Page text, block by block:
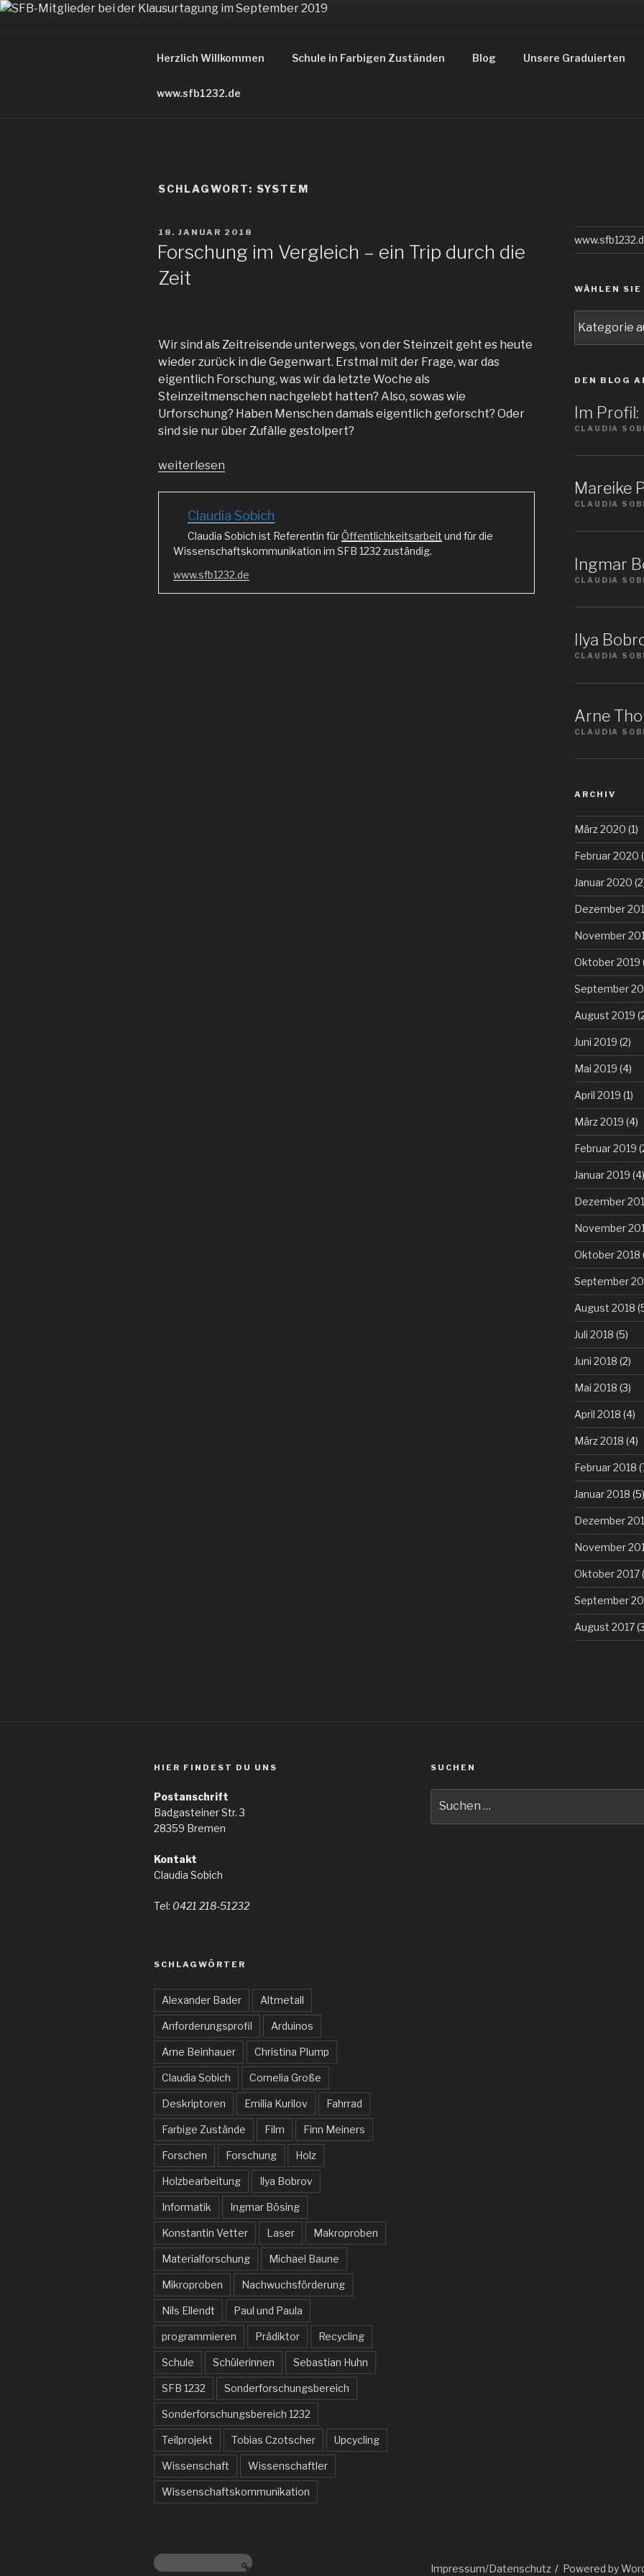
Zum
FARBIGE ZUSTÄNDE
Herzlich Willkommen Schule in Farbigen Zuständen Blog Unsere Graduierten
www.sfb1232.de
SCHLAGWORT: SYSTEM
VERÖFFENTLICHT
18. JANUAR 2018
Forschung im Vergleich – ein Trip durch die
Zeit
Wir sind als Zeitreisende unterwegs, von der Steinzeit geht es heute
wieder zurück in die Gegenwart. Erstmal mit der Frage, war das
eigentlich Forschung, was wir da letzte Woche als
Steinzeitmenschen nachgelebt hatten? Also, sowas wie
Urforschung? Haben Menschen damals eigentlich geforscht? Oder
sind sie nur über Zufälle gestolpert?
„Forschung
Trip
die
weiterlesen
Claudia Sobich
Claudia Sobich ist Referentin fürÖffentlichkeitsarbeit und für die
Wissenschaftskommunikation im SFB 1232 zuständig.
www.sfb1232.de
WÄHLEN
Sie
ein
DEN BLOG
Im
CLAUDIA
Mareike
CLAUDIA
Ingmar
CLAUDIA
Ilya
CLAUDIA
Arne
CLAUDIA
ARCHIV
März 2020 (1)
Februar 2020
Januar 2020
Dezember
November
Oktober 2019
September
August 2019
Juni 2019 (2)
Mai 2019 (4)
April 2019 (1)
März 2019 (4)
Februar 2019
Januar 2019 (4)
Dezember
November
Oktober 2018
September
August 2018
Juli 2018 (5)
Juni 2018 (2)
Mai 2018 (3)
April 2018 (4)
März 2018 (4)
Februar 2018
Januar 2018 (5)
Dezember
November
Oktober 2017
September
August 2017
HIER FINDEST DU UNS
Postanschrift
Badgasteiner Str. 3
28359 Bremen
Kontakt
Claudia Sobich
Tel: 0421 218-51232
SCHLAGWÖRTER
Alexander Bader Altmetall
Anforderungsprofil Arduinos
Arne Beinhauer Christina Plump
Claudia Sobich Cornelia Große
Deskriptoren Emilia Kurilov Fahrrad
Farbige Zustände Film Finn Meiners
Forschen Forschung Holz
Holzbearbeitung Ilya Bobrov
Informatik Ingmar Bösing
Konstantin Vetter Laser Makroproben
Materialforschung Michael Baune
Mikroproben Nachwuchsförderung
Nils Ellendt Paul und Paula
programmieren Prädiktor Recycling
Schule Schülerinnen Sebastian Huhn
SFB 1232 Sonderforschungsbereich
Sonderforschungsbereich 1232
Teilprojekt Tobias Czotscher Upcycling
Wissenschaft Wissenschaftler
Wissenschaftskommunikation
SUCHEN
nach:
www.sfb1232.de Impressum/Datenschutz Powered by